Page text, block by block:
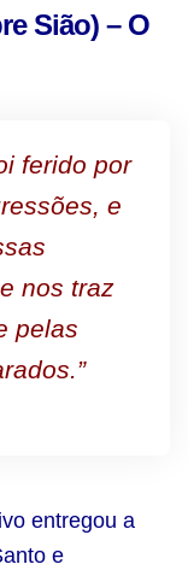
Sião) – O
ferido por
e
nos traz
pelas
entregou a
e